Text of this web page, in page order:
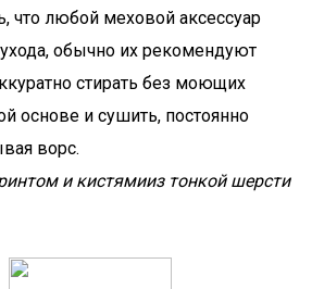
что любой меховой аксессуар
обычно их рекомендуют
стирать без моющих
основе и сушить, постоянно
ворс.
и кистямииз тонкой шерсти